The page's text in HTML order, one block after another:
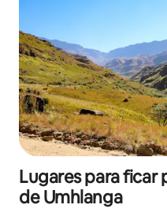
Lugares para ficar
de Umhlanga